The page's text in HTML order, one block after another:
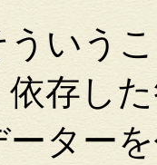
いう
依存し
ーター